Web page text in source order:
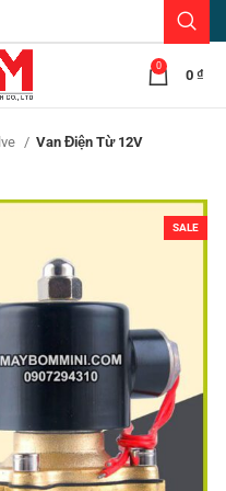
0
0 ₫
Van Điện Từ 12V
SALE